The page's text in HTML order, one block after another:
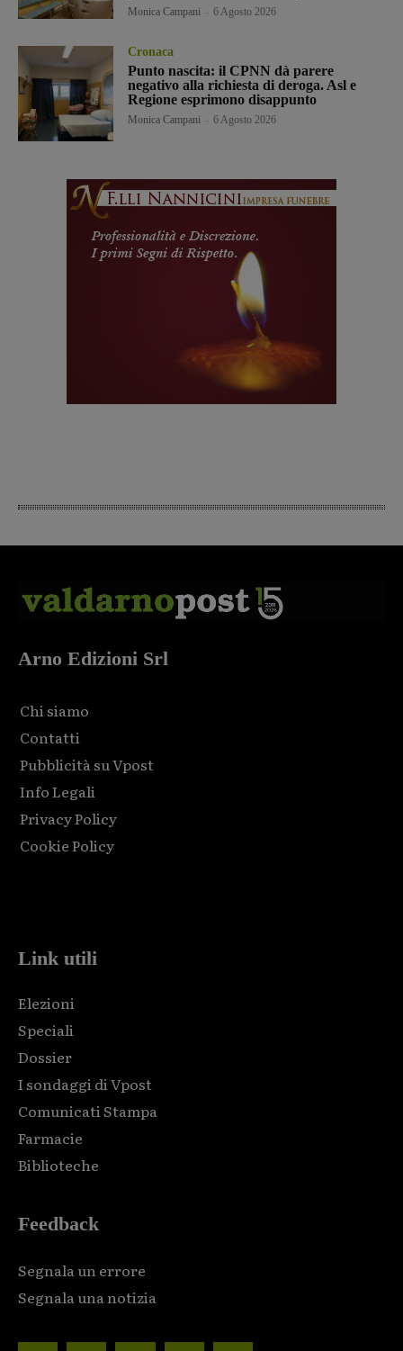
Monica Campani 6 Agosto 2026
Cronaca
Punto nascita: il CPNN dà parere
negativo alla richiesta di deroga. Asl e
Regione esprimono disappunto
Monica Campani 6 Agosto 2026
Arno Edizioni Srl
Chi siamo
Contatti
Pubblicità su Vpost
Info Legali
Privacy Policy
Cookie Policy
Link utili
Elezioni
Speciali
Dossier
I sondaggi di Vpost
Comunicati Stampa
Farmacie
Biblioteche
Feedback
Segnala un errore
Segnala una notizia